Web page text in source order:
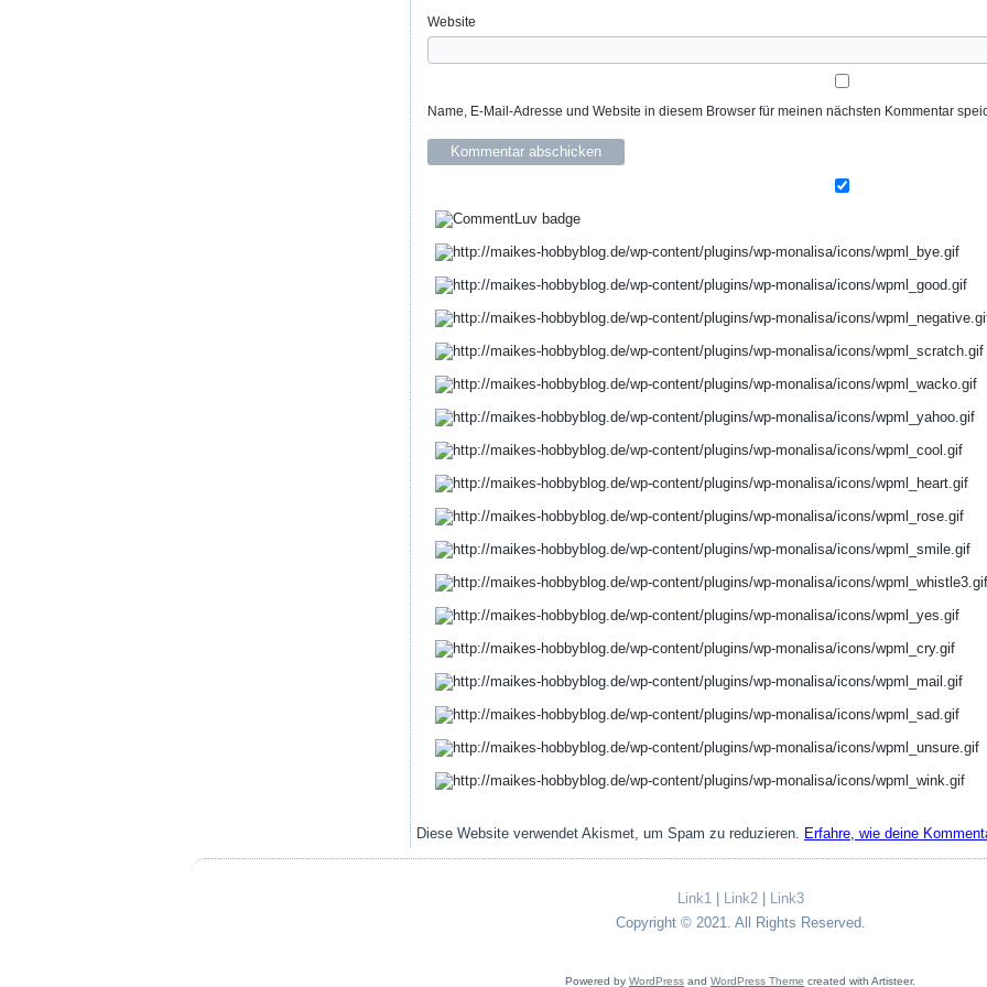
Website
Name, E-Mail-Adresse und Website in diesem Browser für meinen nächsten Kommentar
Diese Website verwendet Akismet, um Spam zu reduzieren. Erfahre, wie deine
Link1| Link2|
Link3
Copyright © 2021. All Rights Reserved.
Powered by WordPress and WordPress Theme created with Artisteer.